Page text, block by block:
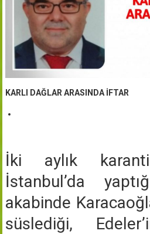
KARLI DAĞLAR ARASINDA İFTAR
İki aylık
İstanbul’da
akabinde
süslediği,